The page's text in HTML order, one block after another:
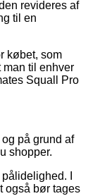
revideres af
til en
købet, som
man til enhver
Squall Pro
på grund af
shopper.
I
også bør tages